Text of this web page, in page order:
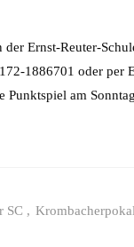
Ernst-Reuter-
1886701 oder per
Punktspiel am
SC , Krombacherpokal